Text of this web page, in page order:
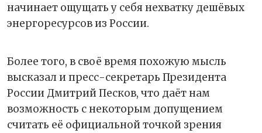
начинает ощущать у себя нехватку дешёвых
энергоресурсов из России.
Более того, в своё время похожую мысль
высказал и пресс-секретарь Президента
России Дмитрий Песков, что даёт нам
возможность с некоторым допущением
считать её официальной точкой зрения